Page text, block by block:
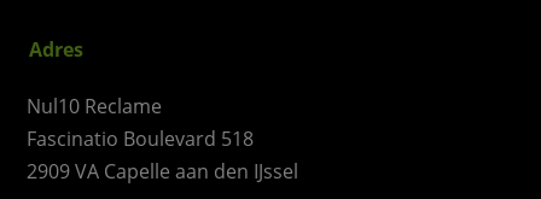
Adres
Nul10 Reclame
Fascinatio Boulevard 518
2909 VA Capelle aan den IJssel